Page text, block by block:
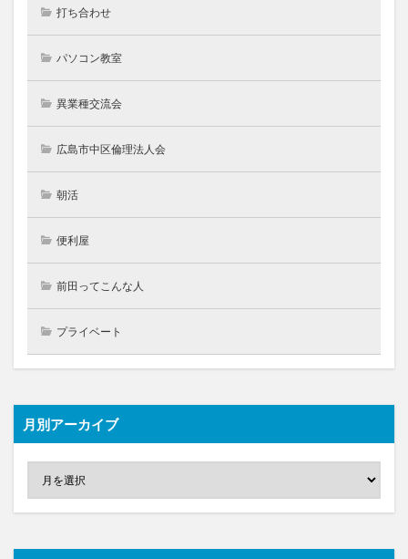
打ち合わせ
パソコン教室
異業種交流会
広島市中区倫理法人会
朝活
便利屋
前田ってこんな人
プライベート
月別アーカイブ